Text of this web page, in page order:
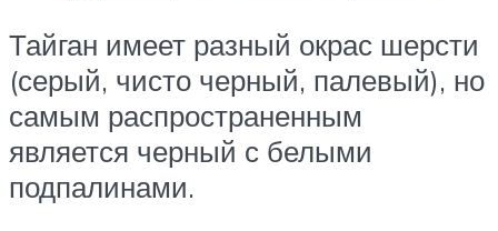
Тайган имеет разный окрас шерсти
(серый, чисто черный, палевый), но
самым распространенным
является черный с белыми
подпалинами.